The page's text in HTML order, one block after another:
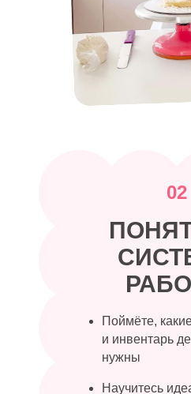
02
Поймёте,
и инвентарь
нужны
Научитесь